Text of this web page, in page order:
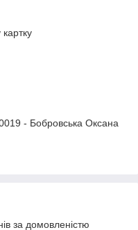
- Бобровська Оксана
за домовленістю